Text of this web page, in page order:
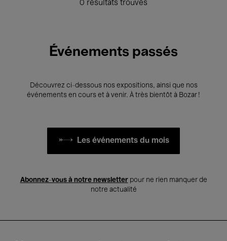
0 résultats trouvés
Événements passés
Découvrez ci-dessous nos expositions, ainsi que nos
événements en cours et à venir. À très bientôt à Bozar !
Les événements du mois
Abonnez-vous à notre newsletterpour ne rien manquer de
notre actualité